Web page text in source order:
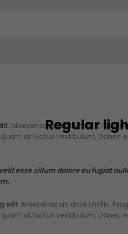
Regular
. Maecenas ac ante mollis,
at luctus vestibulum. Donec
esse cillum dolore eu fugiat
elit. Maecenas ac ante mollis,
at luctus vestibulum. Donec